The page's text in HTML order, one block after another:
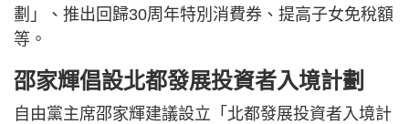
劃」、推出回歸30周年特別消費券、提高子女免稅額
等。
邵家輝倡設北都發展投資者入境計劃
自由黨主席邵家輝建議設立「北都發展投資者入境計